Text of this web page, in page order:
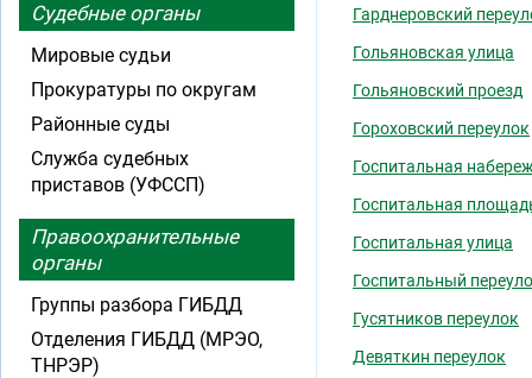
Гарднеровский
Гольяновская улица
Гольяновский проезд
Гороховский переулок
Госпитальная
Госпитальная
Госпитальная улица
Госпитальный
Гусятников переулок
Девяткин переулок
Судебные органы
Мировые судьи
Прокуратуры по округам
Районные суды
Служба судебных
приставов (УФССП)
Правоохранительные
органы
Группы разбора ГИБДД
Отделения ГИБДД (МРЭО,
ТНРЭР)